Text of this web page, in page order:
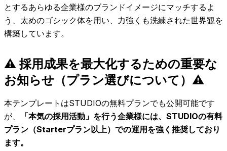
とするあらゆる企業様のブランドイメージにマッチするよ
う、太めのゴシック体を用い、力強くも洗練された世界観を
構築しています。
⚠️ 採用成果を最大化するための重要な
お知らせ（プラン選びについて）⚠️
本テンプレートはSTUDIOの無料プランでも公開可能です
が、
「本気の採用活動」を行う企業様には、STUDIOの有料
プラン（Starterプラン以上）での運用を強く推奨しており
ます。